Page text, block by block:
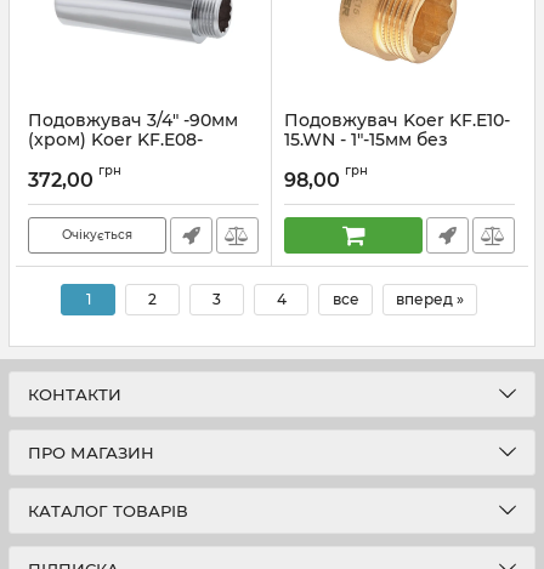
Подовжувач 3/4" -90мм
(хром) Koer KF.E08-
Артикул: KF0114
372,00 грн
Очікується
Подовжувач Koer KF.E10-
15.WN - 1"-15мм без
Артикул: KR5669
98,00 грн
1 2 3 4 все вперед »
КОНТАКТИ
ПРО МАГАЗИН
КАТАЛОГ ТОВАРІВ